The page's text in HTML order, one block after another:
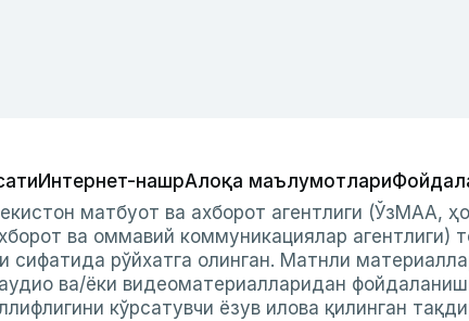
Интернет-нашрАлоқа маълумотлари
матбуот ва ахборот агентлиги (ЎзМАА,
ва оммавий коммуникациялар агентлиги)
сифатида рўйхатга олинган. Матнли
ва/ёки видеоматериалларидан
кўрсатувчи ёзув илова қилинган